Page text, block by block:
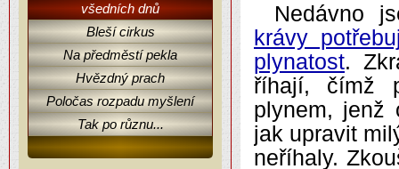
všedních dnů
Bleší cirkus
Na předměstí pekla
Hvězdný prach
Poločas rozpadu myšlení
Tak po různu...
Nedávno
krávy
plynatost.
říhají, čímž
plynem, jenž
jak upravit
neříhaly.